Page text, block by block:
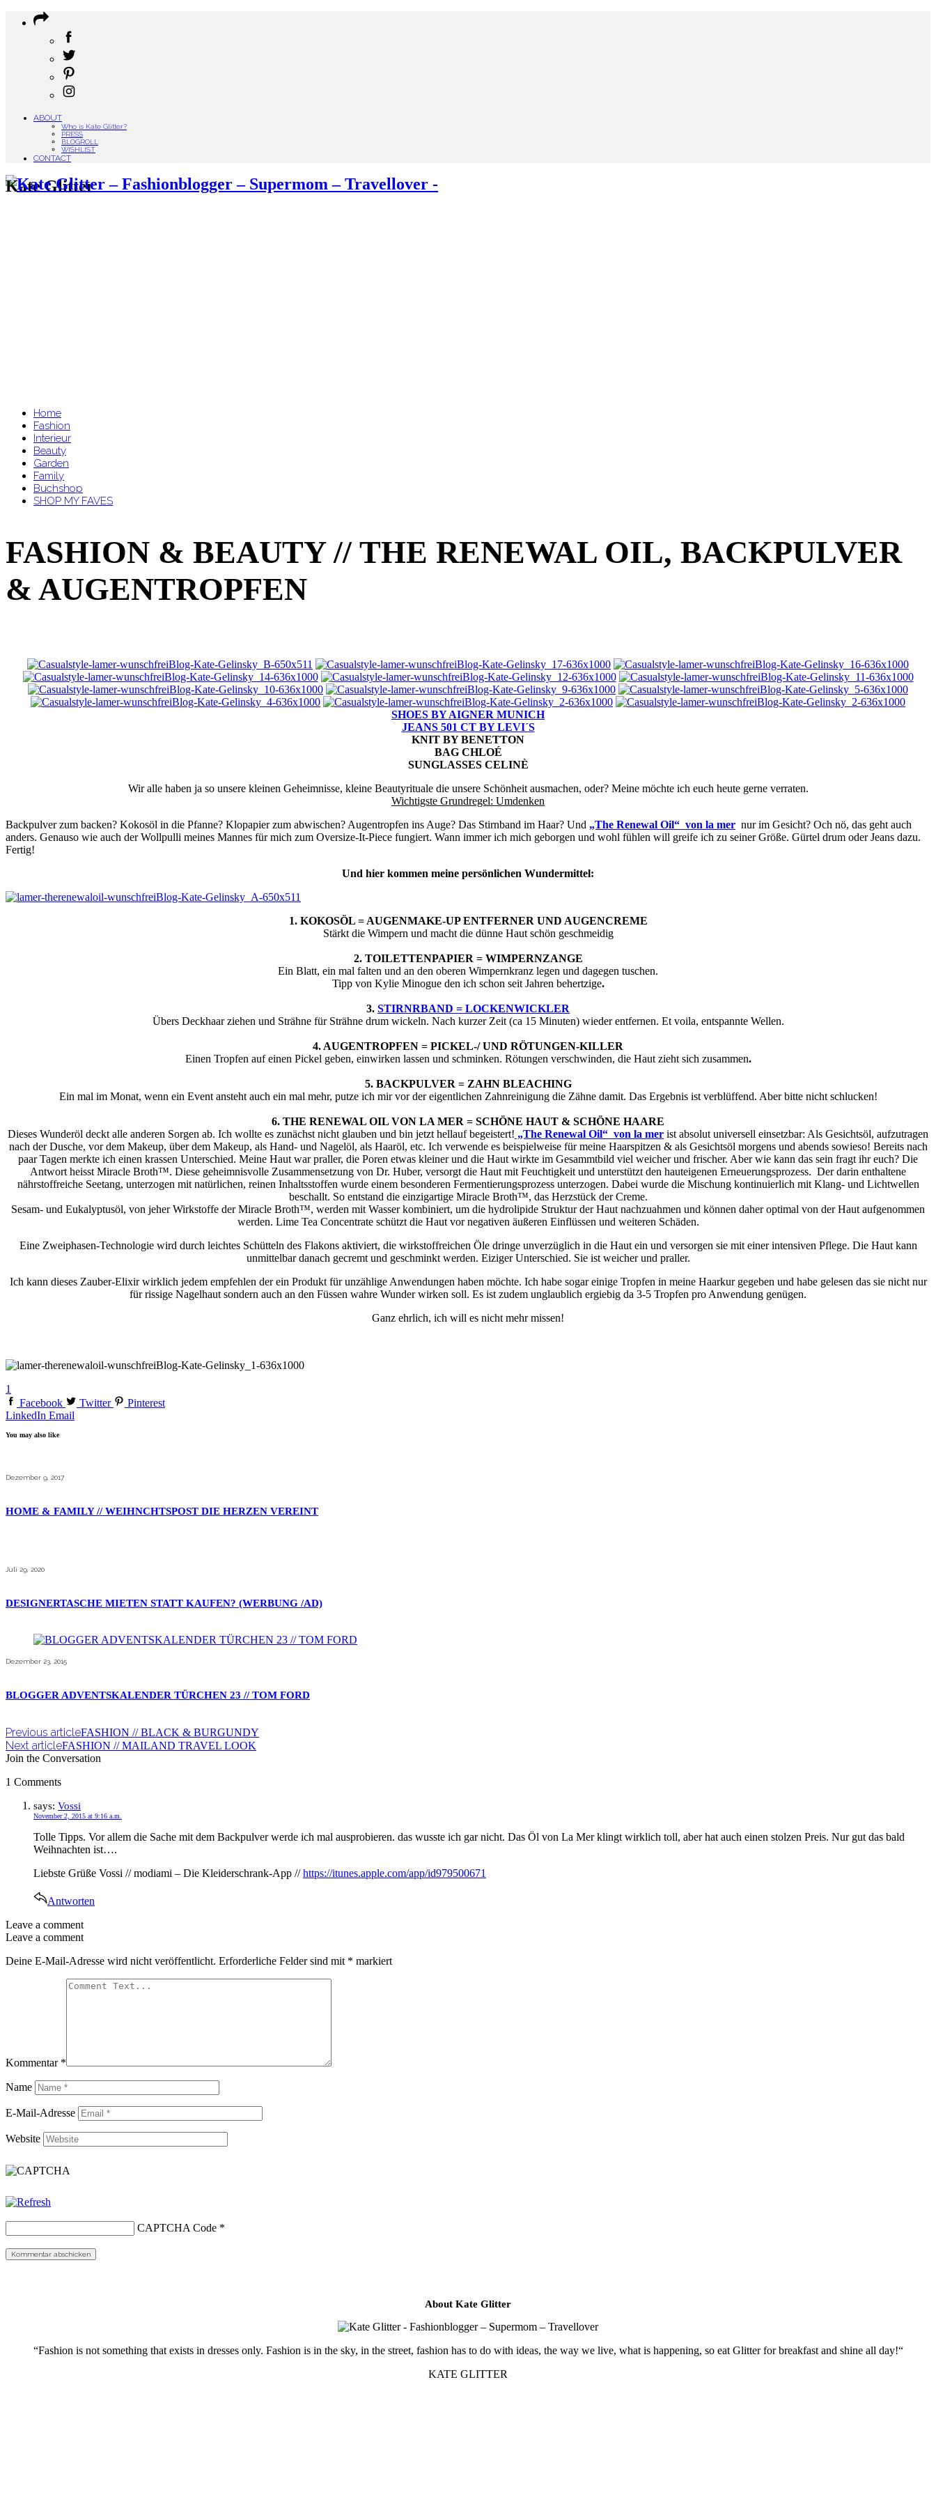
ABOUT
Who is Kate Glitter?
PRESS
BLOGROLL
WISHLIST
CONTACT
Kate Glitter
Home
Fashion
Interieur
Beauty
Garden
Family
Buchshop
SHOP MY FAVES
FASHION & BEAUTY // THE RENEWAL OIL, BACKPULVER
& AUGENTROPFEN
SHOES BY AIGNER MUNICH
JEANS 501 CT BY LEVI´S
KNIT BY BENETTON
BAG CHLOÉ
SUNGLASSES CELINÈ
Wir alle haben ja so unsere kleinen Geheimnisse, kleine Beautyrituale die unsere Schönheit ausmachen, oder? Meine möchte ich euch heute gerne verraten.
Wichtigste Grundregel: Umdenken
Backpulver zum backen? Kokosöl in die Pfanne? Klopapier zum abwischen? Augentropfen ins Auge? Das Stirnband im Haar? Und „The Renewal Oil“ von la mer nur im Gesicht? Och nö, das geht auch
anders. Genauso wie auch der Wollpulli meines Mannes für mich zum Oversize-It-Piece fungiert. Wann immer ich mich geborgen und wohl fühlen will greife ich zu seiner Größe. Gürtel drum oder Jeans dazu.
Fertig!
Und hier kommen meine persönlichen Wundermittel:
1. KOKOSÖL = AUGENMAKE-UP ENTFERNER UND AUGENCREME
Stärkt die Wimpern und macht die dünne Haut schön geschmeidig
2. TOILETTENPAPIER = WIMPERNZANGE
Ein Blatt, ein mal falten und an den oberen Wimpernkranz legen und dagegen tuschen.
Tipp von Kylie Minogue den ich schon seit Jahren behertzige.
3. STIRNRBAND = LOCKENWICKLER
Übers Deckhaar ziehen und Strähne für Strähne drum wickeln. Nach kurzer Zeit (ca 15 Minuten) wieder entfernen. Et voila, entspannte Wellen.
4. AUGENTROPFEN = PICKEL-/ UND RÖTUNGEN-KILLER
Einen Tropfen auf einen Pickel geben, einwirken lassen und schminken. Rötungen verschwinden, die Haut zieht sich zusammen.
5. BACKPULVER = ZAHN BLEACHING
Ein mal im Monat, wenn ein Event ansteht auch ein mal mehr, putze ich mir vor der eigentlichen Zahnreinigung die Zähne damit. Das Ergebnis ist verblüffend. Aber bitte nicht schlucken!
6. THE RENEWAL OIL VON LA MER = SCHÖNE HAUT & SCHÖNE HAARE
Dieses Wunderöl deckt alle anderen Sorgen ab. Ich wollte es zunächst nicht glauben und bin jetzt hellauf begeistert! „The Renewal Oil“ von la mer ist absolut universell einsetzbar: Als Gesichtsöl, aufzutragen
nach der Dusche, vor dem Makeup, über dem Makeup, als Hand- und Nagelöl, als Haaröl, etc. Ich verwende es beispielweise für meine Haarspitzen & als Gesichtsöl morgens und abends sowieso! Bereits nach
paar Tagen merkte ich einen krassen Unterschied. Meine Haut war praller, die Poren etwas kleiner und die Haut wirkte im Gesammtbild viel weicher und frischer. Aber wie kann das sein fragt ihr euch? Die
Antwort heisst Miracle Broth™. Diese geheimnisvolle Zusammensetzung von Dr. Huber, versorgt die Haut mit Feuchtigkeit und unterstützt den hauteigenen Erneuerungsprozess. Der darin enthaltene
nährstoffreiche Seetang, unterzogen mit natürlichen, reinen Inhaltsstoffen wurde einem besonderen Fermentierungsprozess unterzogen. Dabei wurde die Mischung kontinuierlich mit Klang- und Lichtwellen
beschallt. So entstand die einzigartige Miracle Broth™, das Herzstück der Creme.
Sesam- und Eukalyptusöl, von jeher Wirkstoffe der Miracle Broth™, werden mit Wasser kombiniert, um die hydrolipide Struktur der Haut nachzuahmen und können daher optimal von der Haut aufgenommen
werden. Lime Tea Concentrate schützt die Haut vor negativen äußeren Einflüssen und weiteren Schäden.
Eine Zweiphasen-Technologie wird durch leichtes Schütteln des Flakons aktiviert, die wirkstoffreichen Öle dringe unverzüglich in die Haut ein und versorgen sie mit einer intensiven Pflege. Die Haut kann
unmittelbar danach gecremt und geschminkt werden. Eiziger Unterschied. Sie ist weicher und praller.
Ich kann dieses Zauber-Elixir wirklich jedem empfehlen der ein Produkt für unzählige Anwendungen haben möchte. Ich habe sogar einige Tropfen in meine Haarkur gegeben und habe gelesen das sie nicht nur
für rissige Nagelhaut sondern auch an den Füssen wahre Wunder wirken soll. Es ist zudem unglaublich ergiebig da 3-5 Tropfen pro Anwendung genügen.
Ganz ehrlich, ich will es nicht mehr missen!
1
Facebook
Twitter
Pinterest
LinkedIn Email
You may also like
Dezember 9, 2017
HOME & FAMILY // WEIHNCHTSPOST DIE HERZEN VEREINT
Juli 29, 2020
DESIGNERTASCHE MIETEN STATT KAUFEN? (WERBUNG /AD)
Dezember 23, 2015
BLOGGER ADVENTSKALENDER TÜRCHEN 23 // TOM FORD
Previous articleFASHION // BLACK & BURGUNDY
Next articleFASHION // MAILAND TRAVEL LOOK
Join the Conversation
1 Comments
says: Vossi
November 2, 2015 at 9:16 a.m.
Tolle Tipps. Vor allem die Sache mit dem Backpulver werde ich mal ausprobieren. das wusste ich gar nicht. Das Öl von La Mer klingt wirklich toll, aber hat auch einen stolzen Preis. Nur gut das bald
Weihnachten ist….
Liebste Grüße Vossi // modiami – Die Kleiderschrank-App //https://itunes.apple.com/app/id979500671
Antworten
Leave a comment
Leave a comment
Deine E-Mail-Adresse wird nicht veröffentlicht. Erforderliche Felder sind mit * markiert
Kommentar *
Name
E-Mail-Adresse
Website
CAPTCHA Code *
About Kate Glitter
“Fashion is not something that exists in dresses only. Fashion is in the sky, in the street, fashion has to do with ideas, the way we live, what is happening, so eat Glitter for breakfast and shine all day!“
KATE GLITTER